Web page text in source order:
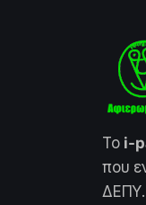
Το i-
που
ΔΕΠΥ.